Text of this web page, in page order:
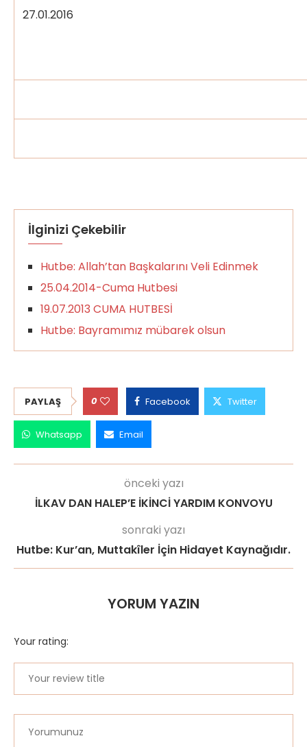
27.01.2016
İlginizi Çekebilir
Hutbe: Allah’tan Başkalarını Veli Edinmek
25.04.2014-Cuma Hutbesi
19.07.2013 CUMA HUTBESİ
Hutbe: Bayramımız mübarek olsun
PAYLAŞ 0 Facebook Twitter
Whatsapp Email
önceki yazı
İLKAV DAN HALEP’E İKİNCİ YARDIM KONVOYU
sonraki yazı
Hutbe: Kur’an, Muttakîler İçin Hidayet Kaynağıdır.
YORUM YAZIN
Your rating: